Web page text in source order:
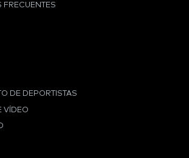
FRECUENTES
DE DEPORTISTAS
VÍDEO